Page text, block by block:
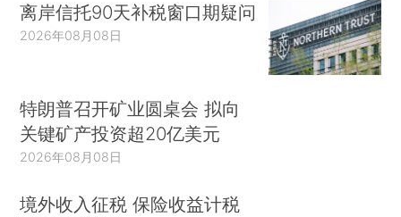
离岸信托90天补税窗口期疑问
2026年08月08日
特朗普召开矿业圆桌会 拟向
关键矿产投资超20亿美元
2026年08月08日
境外收入征税 保险收益计税